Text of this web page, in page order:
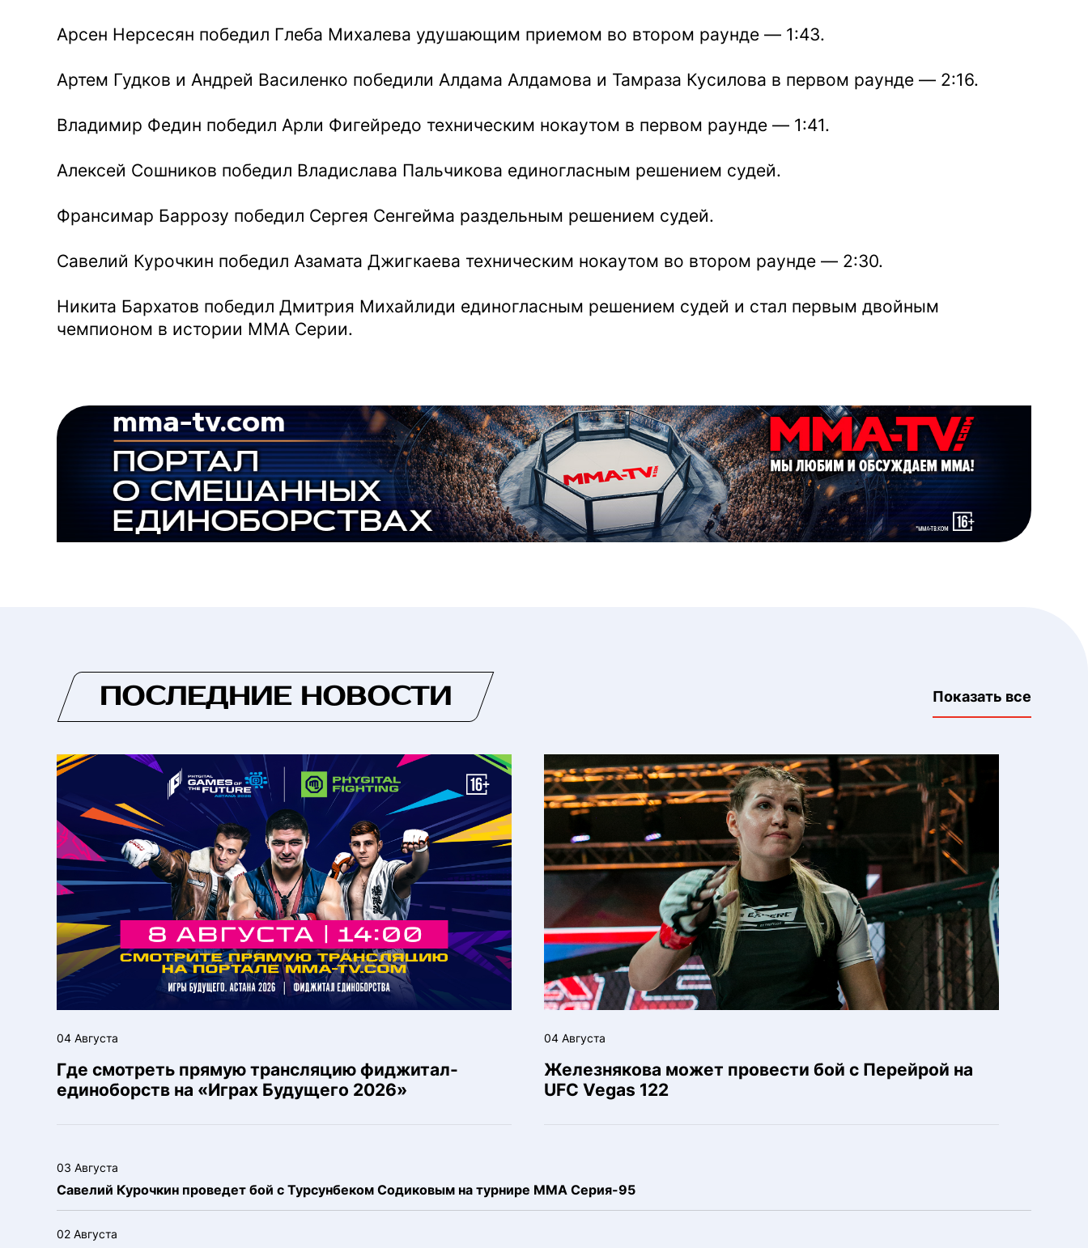
Арсен Нерсесян победил Глеба Михалева удушающим приемом во втором раунде — 1:43.
Артем Гудков и Андрей Василенко победили Алдама Алдамова и Тамраза Кусилова в первом раунде — 2:16.
Владимир Федин победил Арли Фигейредо техническим нокаутом в первом раунде — 1:41.
Алексей Сошников победил Владислава Пальчикова единогласным решением судей.
Франсимар Баррозу победил Сергея Сенгейма раздельным решением судей.
Савелий Курочкин победил Азамата Джигкаева техническим нокаутом во втором раунде — 2:30.
Никита Бархатов победил Дмитрия Михайлиди единогласным решением судей и стал первым двойным
чемпионом в истории ММА Серии.
ПОСЛЕДНИЕ НОВОСТИ Показать все
04 Августа
Где смотреть прямую трансляцию фиджитал-
единоборств на «Играх Будущего 2026»
04 Августа
Железнякова может провести бой с Перейрой на
UFC Vegas 122
03 Августа
Савелий Курочкин проведет бой с Турсунбеком Содиковым на турнире ММА Серия-95
02 Августа